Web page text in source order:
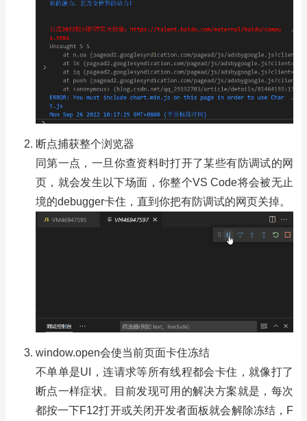
断点捕获整个浏览器
同第一点，一旦你查资料时打开了某些有防调试的网
页，就会发生以下场面，你整个VS Code将会被无止
境的debugger卡住，直到你把有防调试的网页关掉。
window.open会使当前页面卡住冻结
不单单是UI，连请求等所有线程都会卡住，就像打了
断点一样症状。目前发现可用的解决方案就是，每次
都按一下F12打开或关闭开发者面板就会解除冻结，F